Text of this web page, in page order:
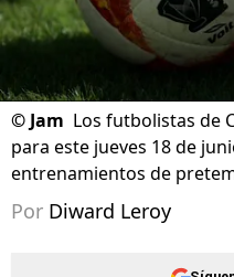
©Jam Los futbolistas de